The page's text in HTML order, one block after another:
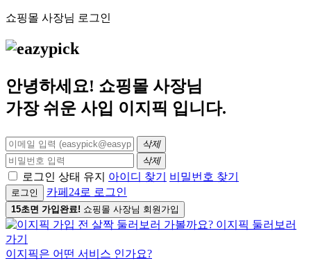
쇼핑몰 사장님 로그인
안녕하세요! 쇼핑몰 사장님
가장 쉬운 사입 이지픽 입니다.
삭제
삭제
로그인 상태 유지 아이디 찾기 비밀번호 찾기
로그인 카페24로 로그인
15초면 가입완료! 쇼핑몰 사장님 회원가입
이지픽은 어떤 서비스 인가요?